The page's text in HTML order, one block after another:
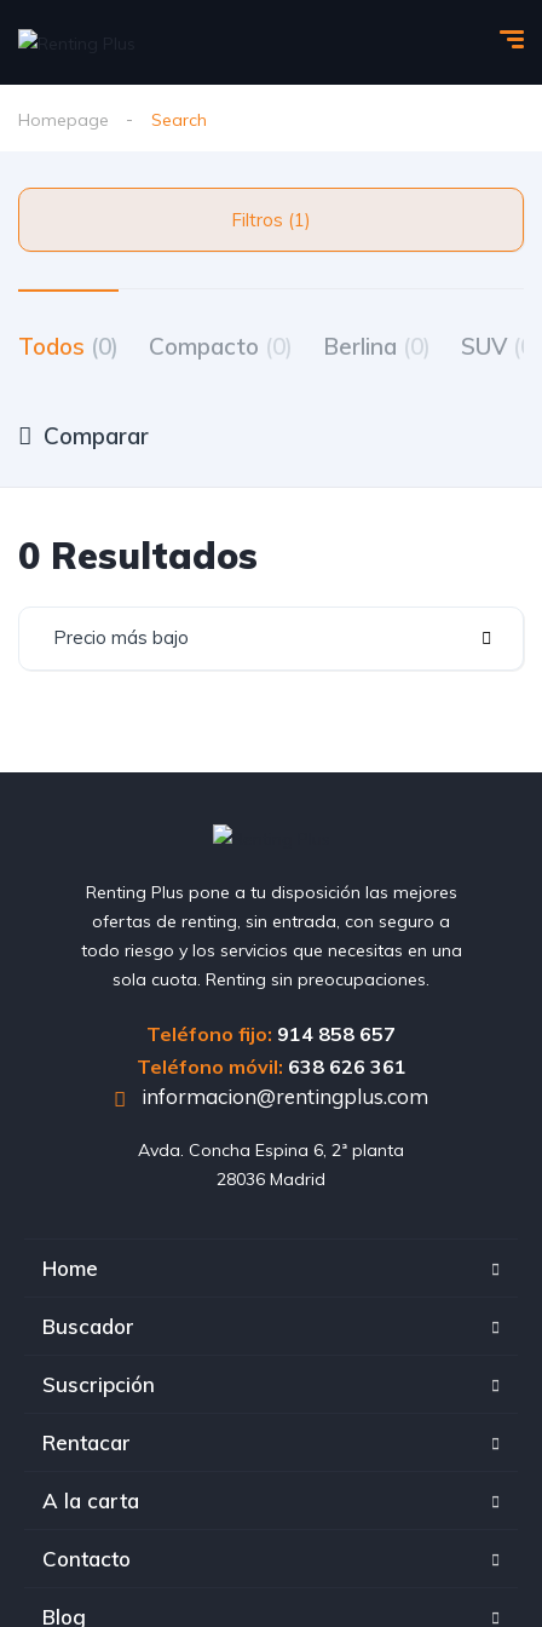
Homepage Search
Filtros (1)
Todos (0) Compacto (0) Berlina (0) SUV (0)
Comparar
0 Resultados
Precio más bajo
Renting Plus pone a tu disposición las mejores
ofertas de renting, sin entrada, con seguro a
todo riesgo y los servicios que necesitas en una
sola cuota. Renting sin preocupaciones.
Teléfono fijo: 914 858 657
Teléfono móvil: 638 626 361
informacion@rentingplus.com
Avda. Concha Espina 6, 2ª planta
28036 Madrid
Home
Buscador
Suscripción
Rentacar
A la carta
Contacto
Blog